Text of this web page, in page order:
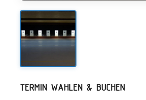
TERMIN WÄHLEN & BUCHEN